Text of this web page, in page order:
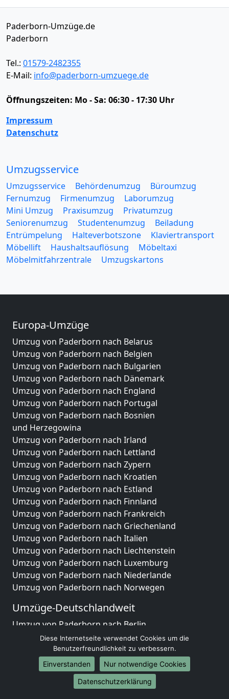
Paderborn-Umzüge.de
Paderborn
Tel.: 01579-2482355
E-Mail: info@paderborn-umzuege.de
Öffnungszeiten: Mo - Sa: 06:30 - 17:30 Uhr
Impressum
Datenschutz
Umzugsservice
Umzugsservice Behördenumzug
Büroumzug
Fernumzug
Firmenumzug
Laborumzug
Mini Umzug
Praxisumzug
Privatumzug
Seniorenumzug
Studentenumzug
Beiladung
Entrümpelung
Halteverbotszone
Klaviertransport
Möbellift
Haushaltsauflösung
Möbeltaxi
Möbelmitfahrzentrale
Umzugskartons
Europa-Umzüge
Umzug von Paderborn nach Belarus
Umzug von Paderborn nach Belgien
Umzug von Paderborn nach Bulgarien
Umzug von Paderborn nach Dänemark
Umzug von Paderborn nach England
Umzug von Paderborn nach Portugal
Umzug von Paderborn nach Bosnien
und Herzegowina
Umzug von Paderborn nach Irland
Umzug von Paderborn nach Lettland
Umzug von Paderborn nach Zypern
Umzug von Paderborn nach Kroatien
Umzug von Paderborn nach Estland
Umzug von Paderborn nach Finnland
Umzug von Paderborn nach Frankreich
Umzug von Paderborn nach Griechenland
Umzug von Paderborn nach Italien
Umzug von Paderborn nach Liechtenstein
Umzug von Paderborn nach Luxemburg
Umzug von Paderborn nach Niederlande
Umzug von Paderborn nach Norwegen
Umzüge-Deutschlandweit
Umzug von Paderborn nach Berlin
Umzug von Paderborn nach Hamburg
Umzug von Paderborn nach München
Umzug von Paderborn nach Köln
Umzug von Paderborn nach Frankfurt am Main
Umzug von Paderborn nach Stuttgart
Diese Internetseite verwendet Cookies um die
Benutzerfreundlichkeit zu verbessern.
Einverstanden
Nur notwendige Cookies
Datenschutzerklärung